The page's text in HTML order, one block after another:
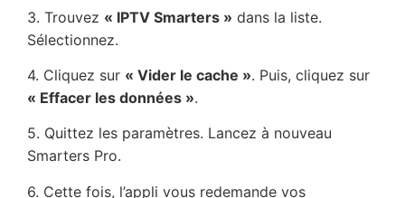
3. Trouvez « IPTV Smarters » dans la liste.
Sélectionnez.
4. Cliquez sur « Vider le cache ». Puis, cliquez sur
« Effacer les données ».
5. Quittez les paramètres. Lancez à nouveau
Smarters Pro.
6. Cette fois, l’appli vous redemande vos